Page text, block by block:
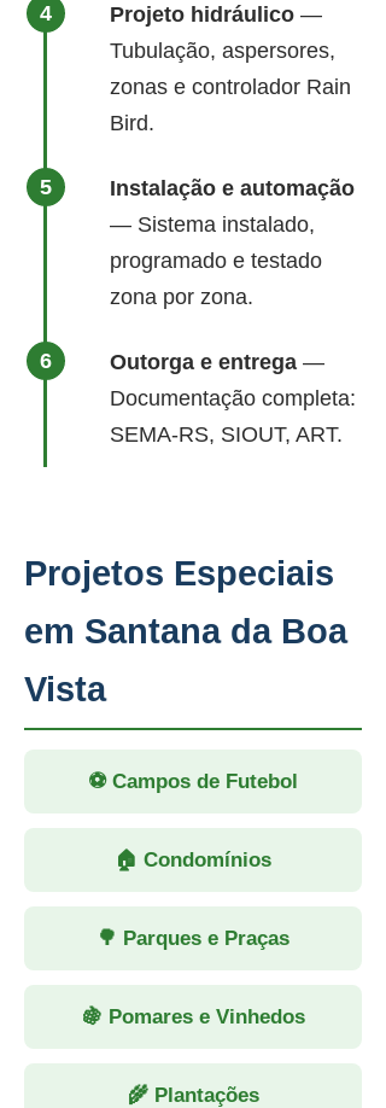
Projeto hidráulico —
Tubulação, aspersores,
zonas e controlador Rain
Bird.
Instalação e automação
— Sistema instalado,
programado e testado
zona por zona.
Outorga e entrega —
Documentação completa:
SEMA-RS, SIOUT, ART.
Projetos Especiais
em Santana da Boa
Vista
⚽ Campos de Futebol
🏠 Condomínios
🌳 Parques e Praças
🍇 Pomares e Vinhedos
🌾 Plantações